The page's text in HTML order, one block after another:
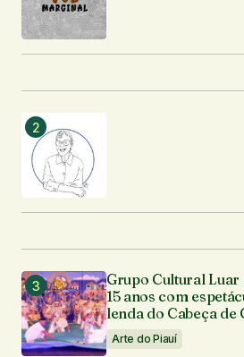
Seu nome*
Seu e-mail
Enviar comentário
Grupo Cultural Luar
15 anos com
lenda do Cabeça de
Arte do Piauí